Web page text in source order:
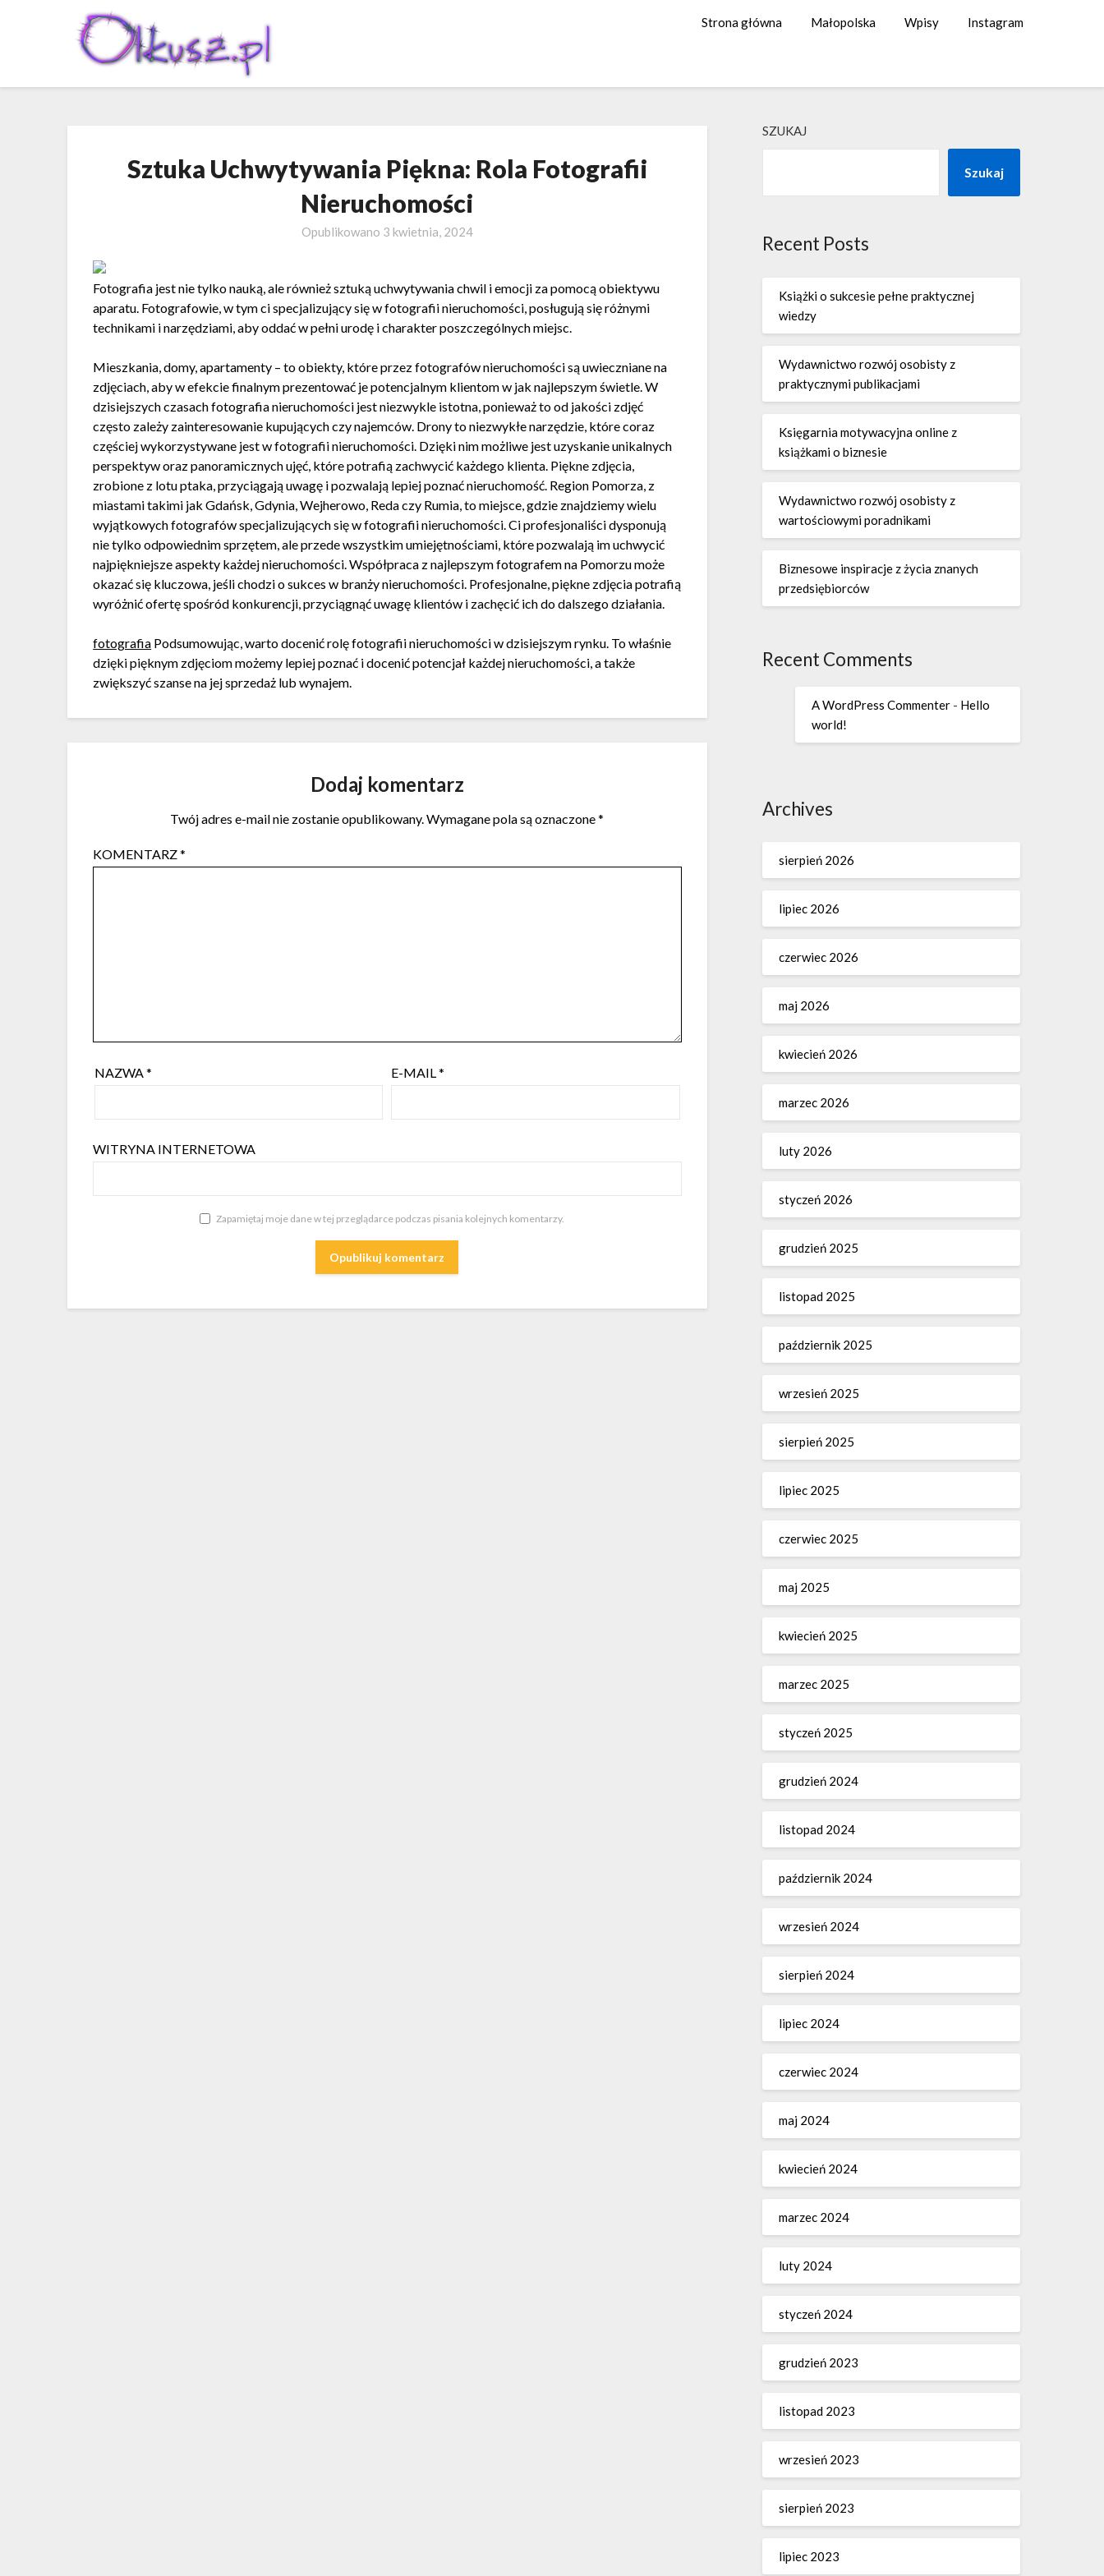
Strona główna Małopolska Wpisy Instagram
Sztuka Uchwytywania Piękna: Rola Fotografii
Nieruchomości
Opublikowano 3 kwietnia, 2024
Fotografia jest nie tylko nauką, ale również sztuką uchwytywania chwil i emocji za pomocą obiektywu
aparatu. Fotografowie, w tym ci specjalizujący się w fotografii nieruchomości, posługują się różnymi
technikami i narzędziami, aby oddać w pełni urodę i charakter poszczególnych miejsc.
Mieszkania, domy, apartamenty – to obiekty, które przez fotografów nieruchomości są uwieczniane na
zdjęciach, aby w efekcie finalnym prezentować je potencjalnym klientom w jak najlepszym świetle. W
dzisiejszych czasach fotografia nieruchomości jest niezwykle istotna, ponieważ to od jakości zdjęć
często zależy zainteresowanie kupujących czy najemców. Drony to niezwykłe narzędzie, które coraz
częściej wykorzystywane jest w fotografii nieruchomości. Dzięki nim możliwe jest uzyskanie unikalnych
perspektyw oraz panoramicznych ujęć, które potrafią zachwycić każdego klienta. Piękne zdjęcia,
zrobione z lotu ptaka, przyciągają uwagę i pozwalają lepiej poznać nieruchomość. Region Pomorza, z
miastami takimi jak Gdańsk, Gdynia, Wejherowo, Reda czy Rumia, to miejsce, gdzie znajdziemy wielu
wyjątkowych fotografów specjalizujących się w fotografii nieruchomości. Ci profesjonaliści dysponują
nie tylko odpowiednim sprzętem, ale przede wszystkim umiejętnościami, które pozwalają im uchwycić
najpiękniejsze aspekty każdej nieruchomości. Współpraca z najlepszym fotografem na Pomorzu może
okazać się kluczowa, jeśli chodzi o sukces w branży nieruchomości. Profesjonalne, piękne zdjęcia potrafią
wyróżnić ofertę spośród konkurencji, przyciągnąć uwagę klientów i zachęcić ich do dalszego działania.
fotografia Podsumowując, warto docenić rolę fotografii nieruchomości w dzisiejszym rynku. To właśnie
dzięki pięknym zdjęciom możemy lepiej poznać i docenić potencjał każdej nieruchomości, a także
zwiększyć szanse na jej sprzedaż lub wynajem.
Dodaj komentarz
Twój adres e-mail nie zostanie opublikowany.Wymagane pola są oznaczone*
KOMENTARZ*
NAZWA* E-MAIL*
WITRYNA INTERNETOWA
Zapamiętaj moje dane w tej przeglądarce podczas pisania kolejnych komentarzy.
SZUKAJ
Szukaj
Recent Posts
Książki o sukcesie pełne praktycznej
wiedzy
Wydawnictwo rozwój osobisty z
praktycznymi publikacjami
Księgarnia motywacyjna online z
książkami o biznesie
Wydawnictwo rozwój osobisty z
wartościowymi poradnikami
Biznesowe inspiracje z życia znanych
przedsiębiorców
Recent Comments
A WordPress Commenter- Hello
world!
Archives
sierpień 2026
lipiec 2026
czerwiec 2026
maj 2026
kwiecień 2026
marzec 2026
luty 2026
styczeń 2026
grudzień 2025
listopad 2025
październik 2025
wrzesień 2025
sierpień 2025
lipiec 2025
czerwiec 2025
maj 2025
kwiecień 2025
marzec 2025
styczeń 2025
grudzień 2024
listopad 2024
październik 2024
wrzesień 2024
sierpień 2024
lipiec 2024
czerwiec 2024
maj 2024
kwiecień 2024
marzec 2024
luty 2024
styczeń 2024
grudzień 2023
listopad 2023
wrzesień 2023
sierpień 2023
lipiec 2023